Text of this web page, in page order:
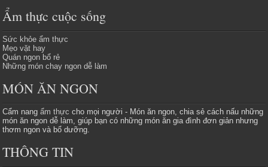
Ẩm thực cuộc sống
Sức khỏe ẩm thực
Mẹo vặt hay
Quán ngon bổ rẻ
Những món chay ngon dễ làm
MÓN ĂN NGON
Cẩm nangẩm thực cho mọi người - Món ăn ngon, chia sẻ cách nấu những
món ăn ngon dễ làm, giúp bạn có những món ăn gia đình đơn giản nhưng
thơm ngon và bổ dưỡng.
THÔNG TIN